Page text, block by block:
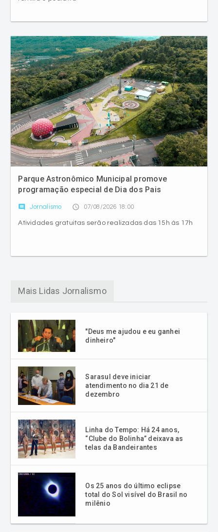
Parque Astronômico Municipal promove
programação especial de Dia dos Pais
comment Jornalismo access_time 07/08/2026 18:00
Atividades gratuitas serão realizadas das 15h às 17h
Mais Lidas Jornalismo
"Deus me ajudou e eu ganhei
dinheiro"
Sarasul deve iniciar
atendimento no dia 21 de
dezembro
Linha do Tempo: Há 24 anos,
“Clube do Bolinha” deixava as
telas da Bandeirantes
Os 25 anos do último eclipse
total do Sol visível do Brasil no
milênio